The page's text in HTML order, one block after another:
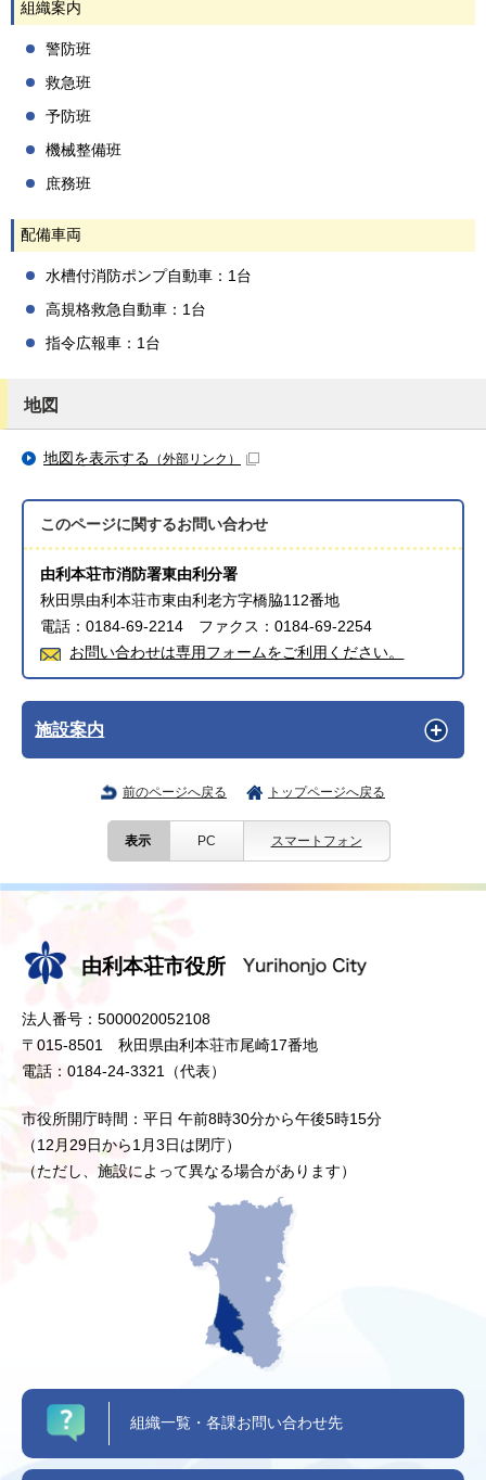
組織案内
警防班
救急班
予防班
機械整備班
庶務班
配備車両
水槽付消防ポンプ自動車：1台
高規格救急自動車：1台
指令広報車：1台
地図
地図を表示する （外部リンク）
このページに関するお問い合わせ
由利本荘市消防署東由利分署
秋田県由利本荘市東由利老方字橋脇112番地
電話：0184-69-2214 ファクス：0184-69-2254
お問い合わせは専用フォームをご利用ください。
施設案内
前のページへ戻る トップページへ戻る
表示 PC スマートフォン
由利本荘市役所
法人番号：5000020052108
〒015-8501 秋田県由利本荘市尾崎17番地
電話：0184-24-3321（代表）
市役所開庁時間：平日 午前8時30分から午後5時15分
（12月29日から1月3日は閉庁）
（ただし、施設によって異なる場合があります）
組織一覧・各課お問い合わせ先